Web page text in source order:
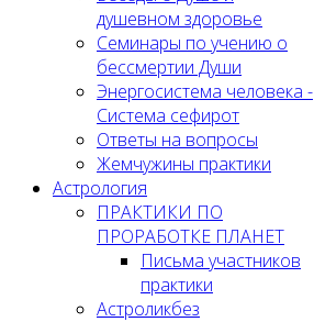
душевном здоровье
Семинары по учению о
бессмертии Души
Энергосистема человека -
Система сефирот
Ответы на вопросы
Жемчужины практики
Астрология
ПРАКТИКИ ПО
ПРОРАБОТКЕ ПЛАНЕТ
Письма участников
практики
Астроликбез